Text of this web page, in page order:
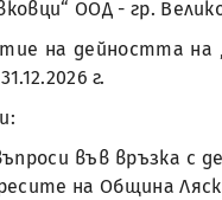
ООД - гр.
на дейността
г.
във връзка с
на Община